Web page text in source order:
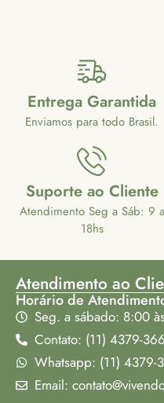
Entrega Garantida
Enviamos para todo Brasil.
Suporte ao Cliente
Atendimento Seg a Sáb: 9 a
18hs
Atendimento ao
Horário de
Seg. a sábado: 8:00
Contato: (11) 4379-
Whatsapp: (11) 4379-
Email: